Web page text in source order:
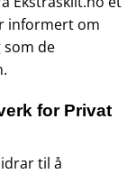
informert om
de
for Privat
til å